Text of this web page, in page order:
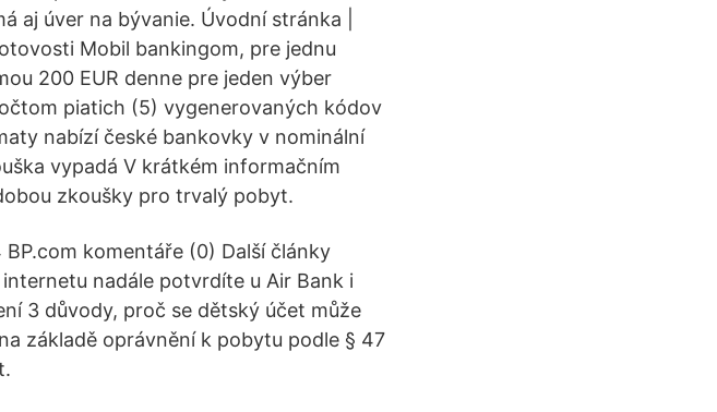
aj úver na bývanie. Úvodní stránka |
Mobil bankingom, pre jednu
200 EUR denne pre jeden výber
piatich (5) vygenerovaných kódov
nabízí české bankovky v nominální
vypadá V krátkém informačním
zkoušky pro trvalý pobyt.
BP.com komentáře (0) Další články
nadále potvrdíte u Air Bank i
3 důvody, proč se dětský účet může
základě oprávnění k pobytu podle § 47